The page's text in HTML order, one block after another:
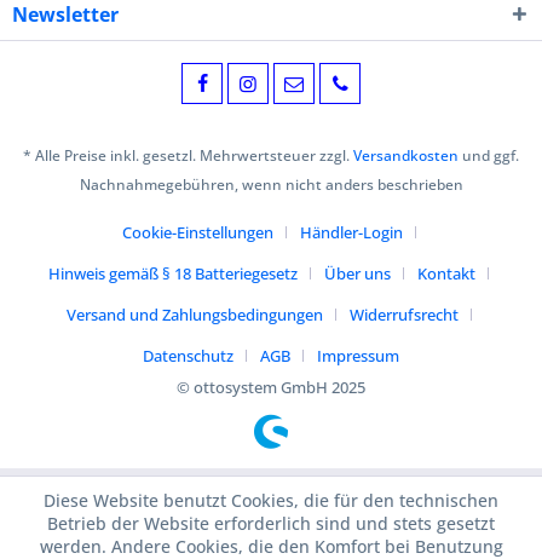
Newsletter
* Alle Preise inkl. gesetzl. Mehrwertsteuer zzgl.Versandkosten und ggf.
Nachnahmegebühren, wenn nicht anders beschrieben
Cookie-Einstellungen
Händler-Login
Hinweis gemäß § 18 Batteriegesetz
Über uns
Kontakt
Versand und Zahlungsbedingungen
Widerrufsrecht
Datenschutz
AGB
Impressum
© ottosystem GmbH 2025
Diese Website benutzt Cookies, die für den technischen
Betrieb der Website erforderlich sind und stets gesetzt
werden. Andere Cookies, die den Komfort bei Benutzung